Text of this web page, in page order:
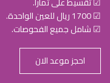
☑ 1700 ريال للعين الواحدة.
☑ شامل جميع الفحوصات.
احجز موعد الان